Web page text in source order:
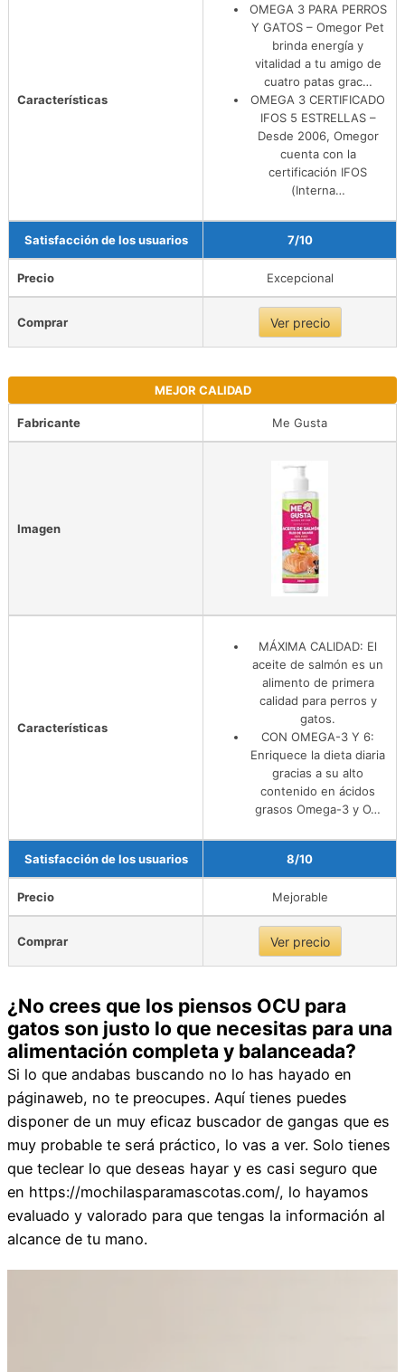
Características
OMEGA 3 PARA PERROS
Y GATOS – Omegor Pet
brinda energía y
vitalidad a tu amigo de
cuatro patas grac…
OMEGA 3 CERTIFICADO
IFOS 5 ESTRELLAS –
Desde 2006, Omegor
cuenta con la
certificación IFOS
(Interna…
Satisfacción de los usuarios 7/10
Precio Excepcional
Comprar Ver precio
MEJOR CALIDAD
Fabricante Me Gusta
Imagen
Características
MÁXIMA CALIDAD: El
aceite de salmón es un
alimento de primera
calidad para perros y
gatos.
CON OMEGA-3 Y 6:
Enriquece la dieta diaria
gracias a su alto
contenido en ácidos
grasos Omega-3 y O…
Satisfacción de los usuarios 8/10
Precio Mejorable
Comprar Ver precio
¿No crees que los piensos OCU para
gatos son justo lo que necesitas para una
alimentación completa y balanceada?
Si lo que andabas buscando no lo has hayado en
páginaweb, no te preocupes. Aquí tienes puedes
disponer de un muy eficaz buscador de gangas que es
muy probable te será práctico, lo vas a ver. Solo tienes
que teclear lo que deseas hayar y es casi seguro que
en https://mochilasparamascotas.com/, lo hayamos
evaluado y valorado para que tengas la información al
alcance de tu mano.